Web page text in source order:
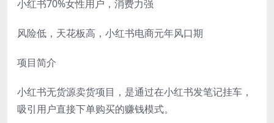
小红书70%女性用户，消费力强
风险低，天花板高，小红书电商元年风口期
项目简介
小红书无货源卖货项目，是通过在小红书发笔记挂车，
吸引用户直接下单购买的赚钱模式。